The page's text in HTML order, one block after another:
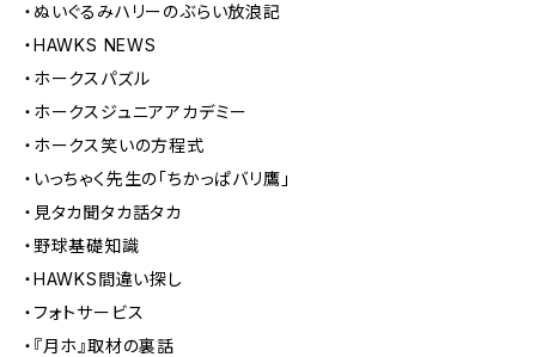
・ぬいぐるみハリーのぶらい放浪記
・HAWKS NEWS
・ホークスパズル
・ホークスジュニアアカデミー
・ホークス笑いの方程式
・いっちゃく先生の「ちかっぱバリ鷹」
・見タカ聞タカ話タカ
・野球基礎知識
・HAWKS間違い探し
・フォトサービス
・『月ホ』取材の裏話